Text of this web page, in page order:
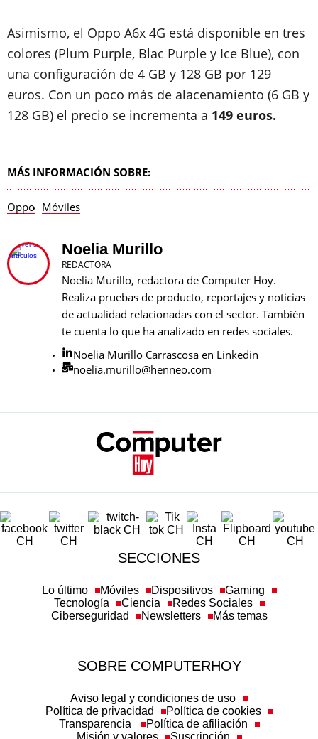
Asimismo, el Oppo A6x 4G está disponible en tres
colores (Plum Purple, Blac Purple y Ice Blue), con
una configuración de 4 GB y 128 GB por 129
euros. Con un poco más de alacenamiento (6 GB y
128 GB) el precio se incrementa a 149 euros.
MÁS INFORMACIÓN SOBRE:
Oppo Móviles
Noelia Murillo
REDACTORA
Noelia Murillo, redactora de Computer Hoy.
Realiza pruebas de producto, reportajes y noticias
de actualidad relacionadas con el sector. También
te cuenta lo que ha analizado en redes sociales.
Noelia Murillo Carrascosa en Linkedin
noelia.murillo@henneo.com
SECCIONES
Lo último Móviles Dispositivos
Gaming
Tecnología
Ciencia
Redes Sociales
Ciberseguridad
Newsletters Más temas
SOBRE COMPUTERHOY
Aviso legal y condiciones de uso
Política de privacidad
Política de cookies
Transparencia
Política de afiliación
Misión y valores
Suscripción